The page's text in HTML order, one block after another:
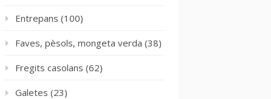
Entrepans (100)
Faves, pèsols, mongeta verda (38)
Fregits casolans (62)
Galetes (23)